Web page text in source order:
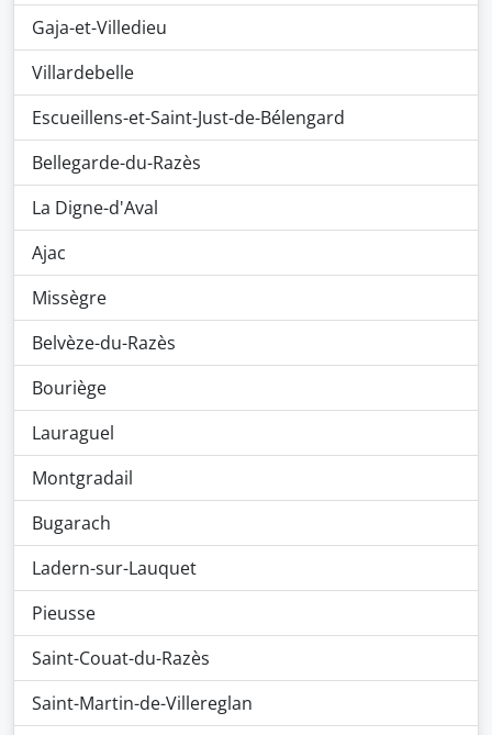
Gaja-et-Villedieu
Villardebelle
Escueillens-et-Saint-Just-de-Bélengard
Bellegarde-du-Razès
La Digne-d'Aval
Ajac
Missègre
Belvèze-du-Razès
Bouriège
Lauraguel
Montgradail
Bugarach
Ladern-sur-Lauquet
Pieusse
Saint-Couat-du-Razès
Saint-Martin-de-Villereglan